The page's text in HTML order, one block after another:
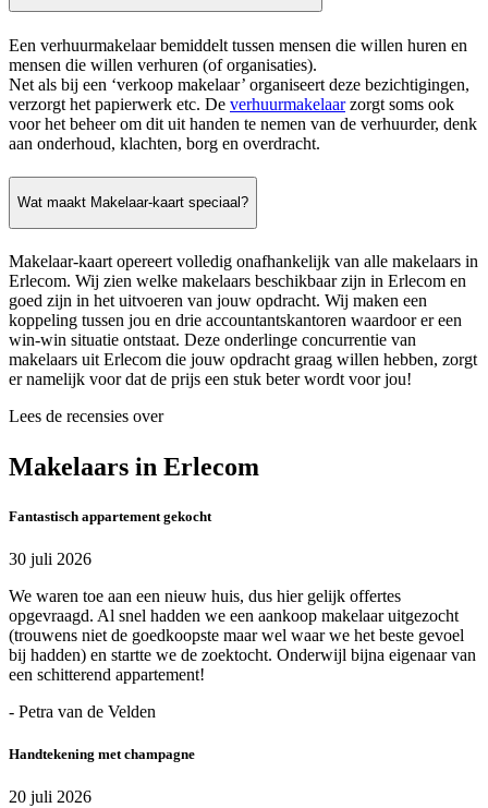
Een verhuurmakelaar bemiddelt tussen mensen die willen huren en
mensen die willen verhuren (of organisaties).
Net als bij een ‘verkoop makelaar’ organiseert deze bezichtigingen,
verzorgt het papierwerk etc. De verhuurmakelaarzorgt soms ook
voor het beheer om dit uit handen te nemen van de verhuurder, denk
aan onderhoud, klachten, borg en overdracht.
Wat maakt Makelaar-kaart speciaal?
Makelaar-kaart opereert volledig onafhankelijk van alle makelaars in
Erlecom. Wij zien welke makelaars beschikbaar zijn in Erlecom en
goed zijn in het uitvoeren van jouw opdracht. Wij maken een
koppeling tussen jou en drie accountantskantoren waardoor er een
win-win situatie ontstaat. Deze onderlinge concurrentie van
makelaars uit Erlecom die jouw opdracht graag willen hebben, zorgt
er namelijk voor dat de prijs een stuk beter wordt voor jou!
Lees de recensies over
Makelaars in Erlecom
Fantastisch appartement gekocht
30 juli 2026
We waren toe aan een nieuw huis, dus hier gelijk offertes
opgevraagd. Al snel hadden we een aankoop makelaar uitgezocht
(trouwens niet de goedkoopste maar wel waar we het beste gevoel
bij hadden) en startte we de zoektocht. Onderwijl bijna eigenaar van
een schitterend appartement!
- Petra van de Velden
Handtekening met champagne
20 juli 2026